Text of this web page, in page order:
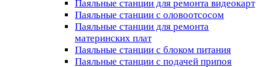
Паяльные станции для ремонта видеокарт
Паяльные станции с оловоотсосом
Паяльные станции для ремонта
материнских плат
Паяльные станции с блоком питания
Паяльные станции с подачей припоя